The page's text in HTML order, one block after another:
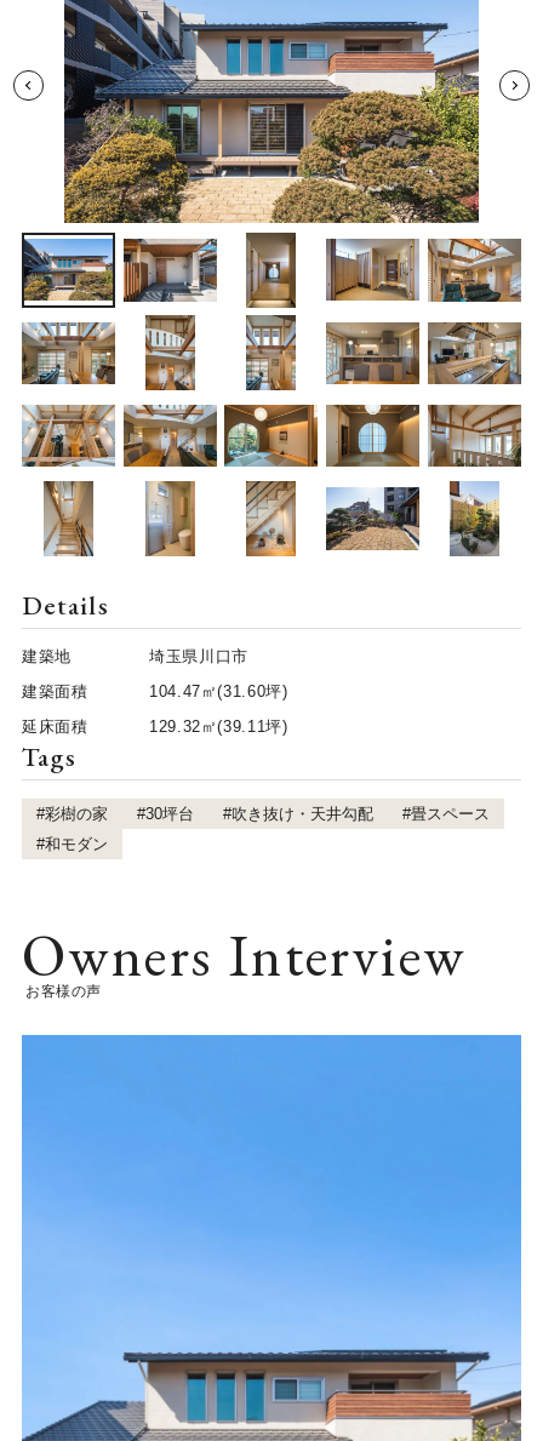
Details
建築地
埼玉県川口市
建築面積
104.47㎡(31.60坪)
延床面積
129.32㎡(39.11坪)
Tags
#彩樹の家 #30坪台 #吹き抜け・天井勾配
#畳スペース
#和モダン
Owners Interview
お客様の声